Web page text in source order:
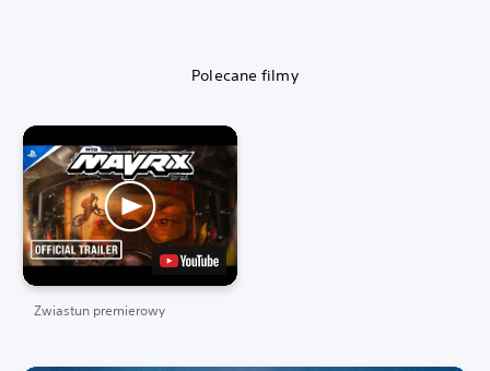
Polecane filmy
Zwiastun premierowy